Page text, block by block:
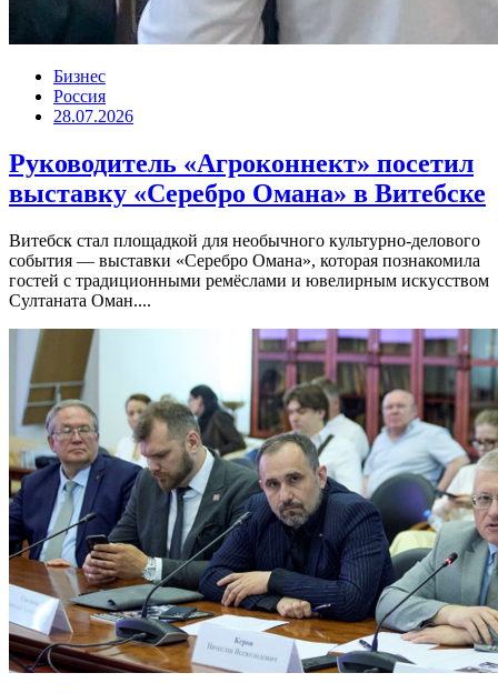
Бизнес
Россия
28.07.2026
Руководитель «Агроконнект» посетил
выставку «Серебро Омана» в Витебске
Витебск стал площадкой для необычного культурно-делового
события — выставки «Серебро Омана», которая познакомила
гостей с традиционными ремёслами и ювелирным искусством
Султаната Оман....